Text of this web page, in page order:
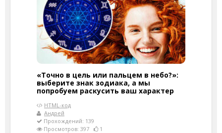
«Точно в цель или пальцем в небо?»:
выберите знак зодиака, а мы
попробуем раскусить ваш характер
HTML-код
Андрей
Прохождений: 139
Просмотров: 397
1